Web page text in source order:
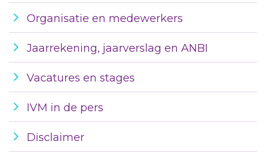
Organisatie en medewerkers
Jaarrekening, jaarverslag en ANBI
Vacatures en stages
IVM in de pers
Disclaimer